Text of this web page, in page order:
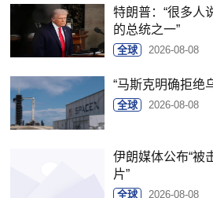
特朗普：“很多人
的总统之一”
全球 2026-08-08
“马斯克明确拒绝
全球 2026-08-08
伊朗媒体公布“被
片”
全球 2026-08-08